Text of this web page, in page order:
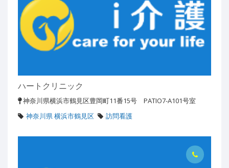
ハートクリニック
神奈川県横浜市鶴見区豊岡町11番15号 PATIO7-A101号室
神奈川県 横浜市鶴見区
訪問看護